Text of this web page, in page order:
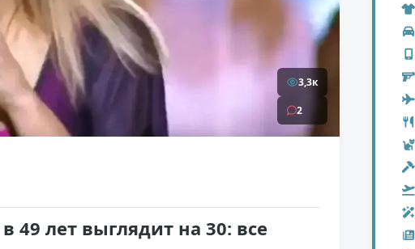
3,3к
2
49 лет выглядит на 30: все